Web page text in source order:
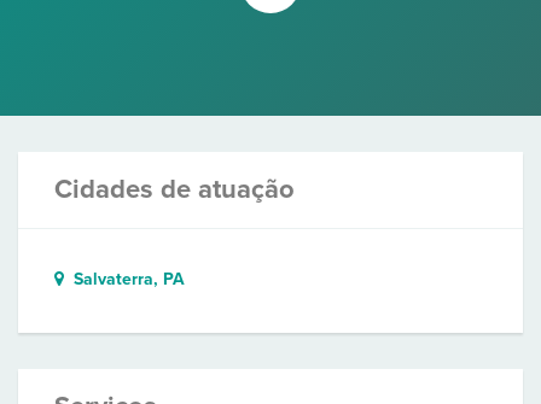
Cidades de atuação
Salvaterra, PA